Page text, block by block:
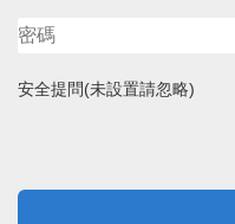
安全提問(未設置請忽略)